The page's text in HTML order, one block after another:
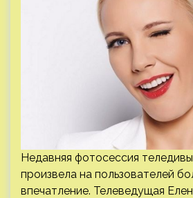
Недавняя фотосессия
произвела на пользователей
впечатление. Телеведущая